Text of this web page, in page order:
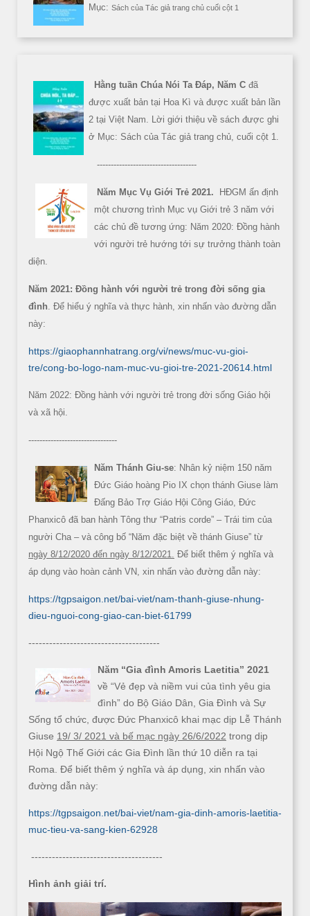
Mục: Sách của Tác giả trang chủ cuối cột 1
Hằng tuần Chúa Nói Ta Đáp, Năm C đã
được xuất bản tại Hoa Kì và được xuất bản lần
2 tại Việt Nam. Lời giới thiệu về sách được ghi
ở Mục: Sách của Tác giả trang chủ, cuối cột 1.
------------------------------------
Năm Mục Vụ Giới Trẻ 2021.
HĐGM ấn định
một chương trình Mục vụ Giới trẻ 3 năm với
các chủ đề tương ứng: Năm 2020: Đồng hành
với người trẻ hướng tới sự trưởng thành toàn
diện.
Năm 2021: Đồng hành với người trẻ trong đời sống gia
đình. Để hiểu ý nghĩa và thực hành, xin nhấn vào đường dẫn
này:
https://giaophannhatrang.org/vi/news/muc-vu-gioi-
tre/cong-bo-logo-nam-muc-vu-gioi-tre-2021-20614.html
Năm 2022: Đồng hành với người trẻ trong đời sống Giáo hội
và xã hội.
--------------------------------
Năm Thánh Giu-se: Nhân kỷ niệm 150 năm
Đức Giáo hoàng Pio IX chọn thánh Giuse làm
Đấng Bảo Trợ Giáo Hội Công Giáo, Đức
Phanxicô đã ban hành Tông thư “Patris corde” – Trái tim của
người Cha – và công bố “Năm đặc biệt về thánh Giuse” từ
ngày 8/12/2020 đến ngày 8/12/2021. Để biết thêm ý nghĩa và
áp dụng vào hoàn cảnh VN, xin nhấn vào đường dẫn này:
https://tgpsaigon.net/bai-viet/nam-thanh-giuse-nhung-
dieu-nguoi-cong-giao-can-biet-61799
--------------------------------------
Năm “Gia đình Amoris Laetitia” 2021
về “Vẻ đẹp và niềm vui của tình yêu gia
đình” do Bộ Giáo Dân, Gia Đình và Sự
Sống tổ chức, được Đức Phanxicô khai mạc dịp Lễ Thánh
Giuse 19/ 3/ 2021 và bế mạc ngày 26/6/2022 trong dịp
Hội Ngộ Thế Giới các Gia Đình lần thứ 10 diễn ra tại
Roma. Để biết thêm ý nghĩa và áp dụng, xin nhấn vào
đường dẫn này:
https://tgpsaigon.net/bai-viet/nam-gia-dinh-amoris-laetitia-
muc-tieu-va-sang-kien-62928
--------------------------------------
Hình ảnh giải trí.